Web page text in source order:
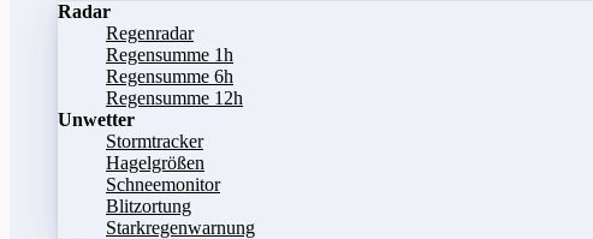
Radar
Regenradar
Regensumme 1h
Regensumme 6h
Regensumme 12h
Unwetter
Stormtracker
Hagelgrößen
Schneemonitor
Blitzortung
Starkregenwarnung